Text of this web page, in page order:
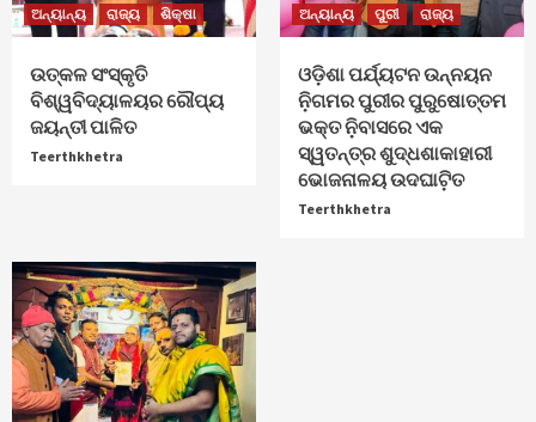
ଅନ୍ୟାନ୍ୟ ରାଜ୍ୟ ଶିକ୍ଷା
ଉତ୍କଳ ସଂସ୍କୃତି
ବିଶ୍ୱବିଦ୍ୟାଳୟର ରୌପ୍ୟ
ଜୟନ୍ତୀ ପାଳିତ
Teerthkhetra
ଅନ୍ୟାନ୍ୟ ପୁରୀ ରାଜ୍ୟ
ଓଡ଼ିଶା ପର୍ଯ୍ୟଟନ ଉନ୍ନୟନ
ନ଼ିଗମର ପୁରୀର ପୁରୁଷୋତ୍ତମ
ଭକ୍ତ ନ଼ିବାସରେ ଏକ
ସ୍ୱତନ୍ତ୍ର ଶୁଦ୍ଧଶାକାହାରୀ
ଭୋଜନାଳୟ ଉଦଘାଟ଼ିତ
Teerthkhetra